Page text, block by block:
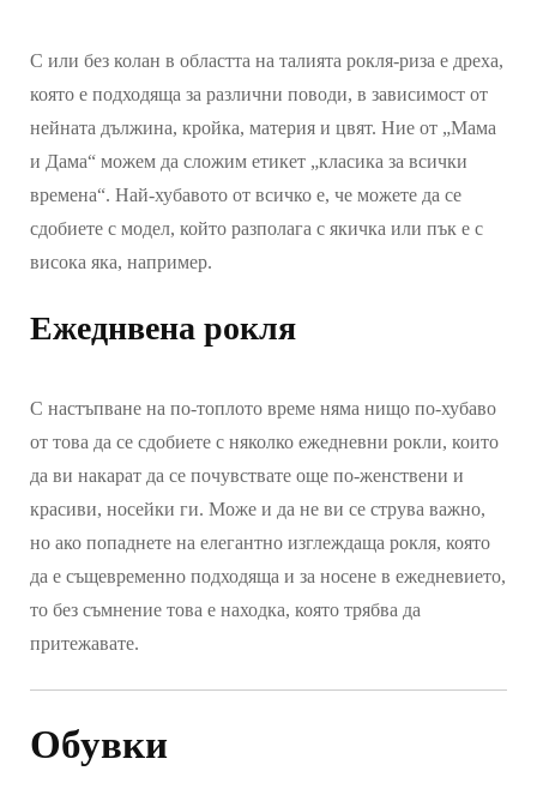
С или без колан в областта на талията рокля-риза е дреха,
която е подходяща за различни поводи, в зависимост от
нейната дължина, кройка, материя и цвят. Ние от „Мама
и Дама“ можем да сложим етикет „класика за всички
времена“. Най-хубавото от всичко е, че можете да се
сдобиете с модел, който разполага с якичка или пък е с
висока яка, например.
Ежеднвена рокля
С настъпване на по-топлото време няма нищо по-хубаво
от това да се сдобиете с няколко ежедневни рокли, които
да ви накарат да се почувствате още по-женствени и
красиви, носейки ги. Може и да не ви се струва важно,
но ако попаднете на елегантно изглеждаща рокля, която
да е същевременно подходяща и за носене в ежедневието,
то без съмнение това е находка, която трябва да
притежавате.
Обувки